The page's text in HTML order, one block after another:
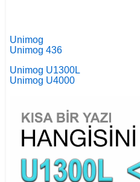
Unimog
Unimog 436
Unimog U1300L
Unimog U4000